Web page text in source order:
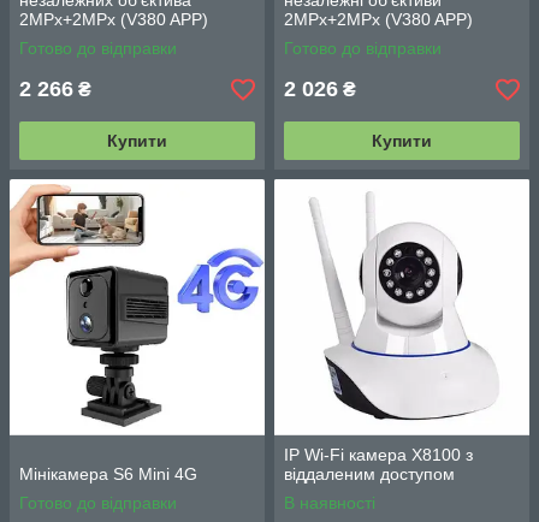
2MPx+2MPx (V380 APP)
Готово до відправки
2 266 ₴
Купити
2MPx+2MPx (V380 APP)
Готово до відправки
2 026 ₴
Купити
Мінікамера S6 Mini 4G
Готово до відправки
IP Wi-Fi камера X8100 з
віддаленим доступом
В наявності